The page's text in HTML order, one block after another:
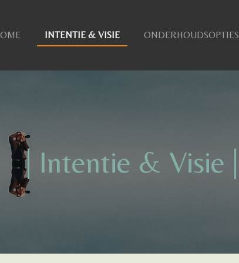
INTENTIE & VISIE ONDERHOUDSOPTIES
| Intentie & Visie |